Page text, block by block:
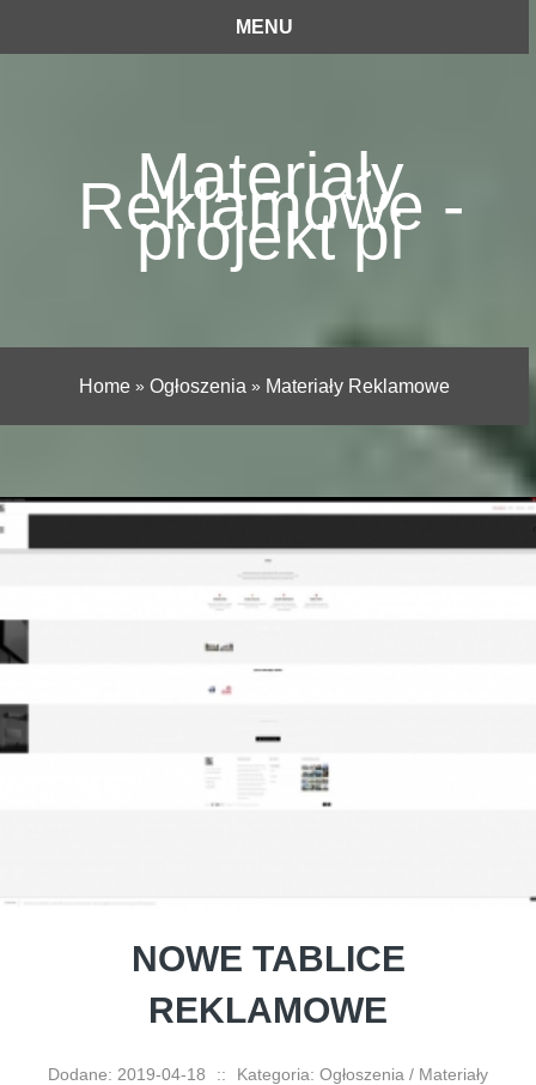
MENU
Materiały
Reklamowe -
projekt pi
Home » Ogłoszenia » Materiały Reklamowe
NOWE TABLICE
REKLAMOWE
Dodane: 2019-04-18 ::
Kategoria: Ogłoszenia / Materiały